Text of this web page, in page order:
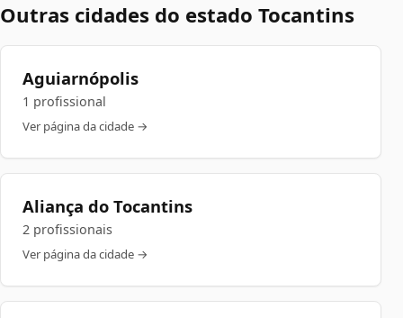
Outras cidades do estado Tocantins
Aguiarnópolis
1 profissional
Ver página da cidade →
Aliança do Tocantins
2 profissionais
Ver página da cidade →